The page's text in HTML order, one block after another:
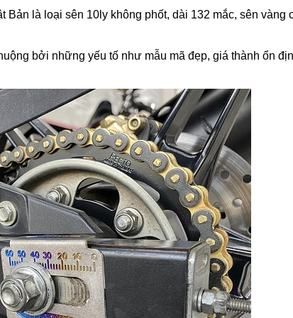
là loại sên 10ly không phốt, dài 132 mắc, sên vàng
bởi những yếu tố như mẫu mã đẹp, giá thành ổn